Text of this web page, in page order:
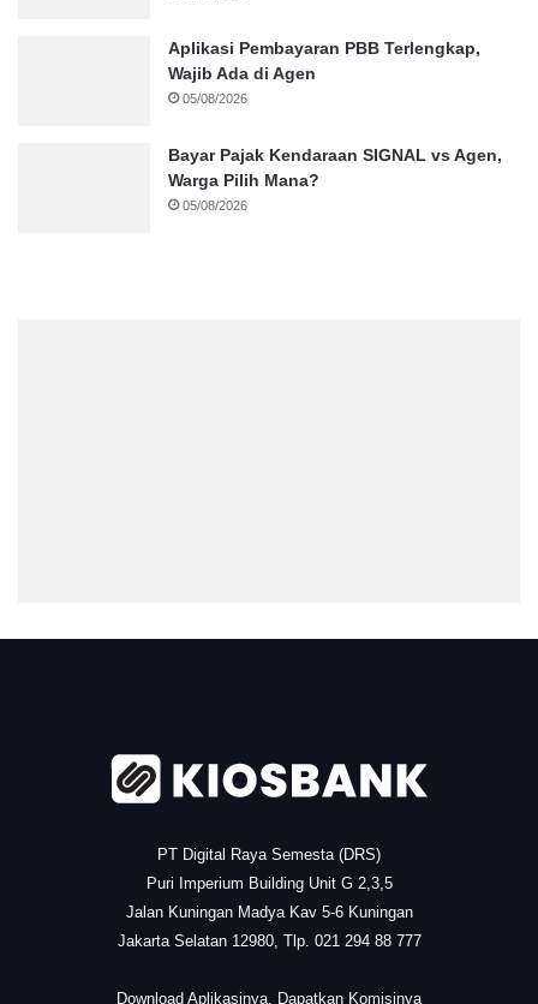
Aplikasi Pembayaran PBB Terlengkap,
Wajib Ada di Agen
05/08/2026
Bayar Pajak Kendaraan SIGNAL vs Agen,
Warga Pilih Mana?
05/08/2026
PT Digital Raya Semesta (DRS)
Puri Imperium Building Unit G 2,3,5
Jalan Kuningan Madya Kav 5-6 Kuningan
Jakarta Selatan 12980, Tlp. 021 294 88 777
Download Aplikasinya, Dapatkan Komisinya